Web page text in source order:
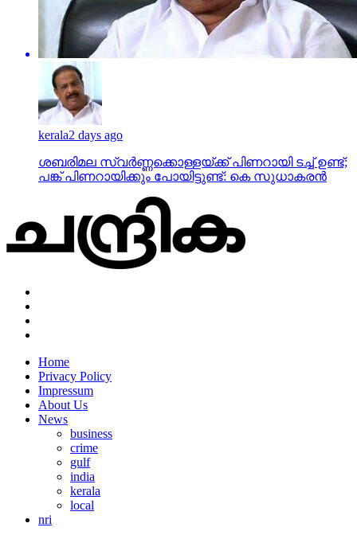
kerala2 days ago
ശബരിമല സ്വര്‍ണ്ണക്കൊള്ളയ്ക്ക് പിണറായി ടച്ച് ഉണ്ട്;
പങ്ക് പിണറായിക്കും പോയിട്ടുണ്ട്: കെ സുധാകരന്‍
Home
Privacy Policy
Impressum
About Us
News
business
crime
gulf
india
kerala
local
nri